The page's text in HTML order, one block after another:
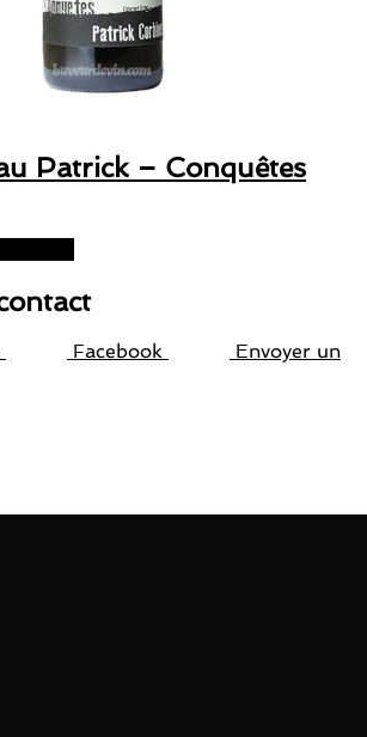
Patrick – Conquêtes
Facebook
Envoyer un